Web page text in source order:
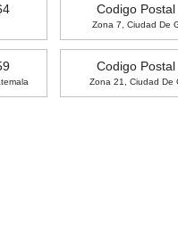
Codigo
Zona 7, Ciudad De
Codigo Postal
Zona 21, Ciudad De